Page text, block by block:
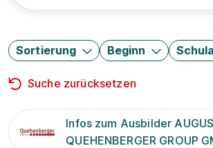
Sortierung Beginn
Suche zurücksetzen
Infos zum Ausbilder
QUEHENBERGER GROUP